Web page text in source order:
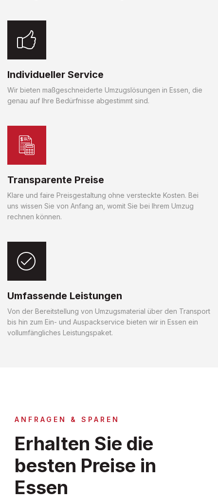
Individueller Service
Wir bieten maßgeschneiderte Umzugslösungen in Essen, die
genau auf Ihre Bedürfnisse abgestimmt sind.
Transparente Preise
Klare und faire Preisgestaltung ohne versteckte Kosten. Bei
uns wissen Sie von Anfang an, womit Sie bei Ihrem Umzug
rechnen können.
Umfassende Leistungen
Von der Bereitstellung von Umzugsmaterial über den Transport
bis hin zum Ein- und Auspackservice bieten wir in Essen ein
vollumfängliches Leistungspaket.
ANFRAGEN & SPAREN
Erhalten Sie die
besten Preise in
Essen